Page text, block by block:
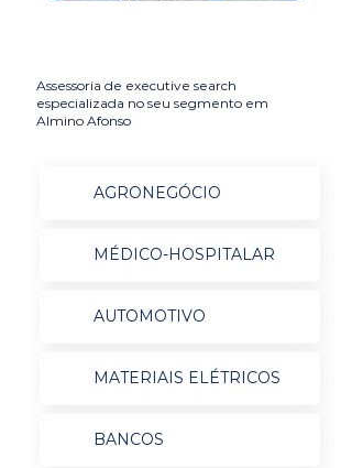
Assessoria de executive search
especializada no seu segmento em
Almino Afonso
AGRONEGÓCIO
MÉDICO-HOSPITALAR
AUTOMOTIVO
MATERIAIS ELÉTRICOS
BANCOS